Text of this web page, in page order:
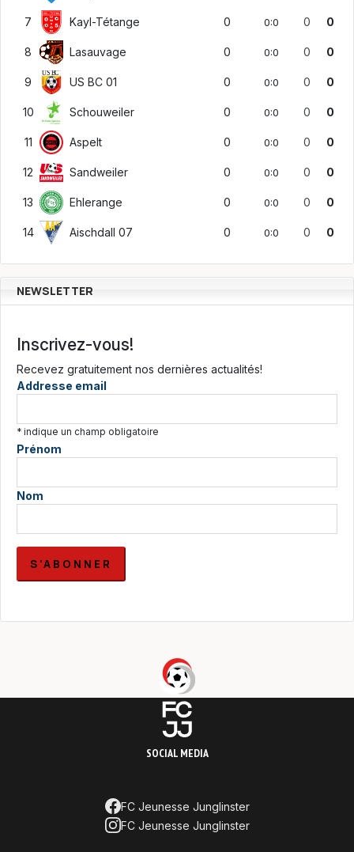
7 Kayl-Tétange 0 0:0 0 0
8 Lasauvage 0 0:0 0 0
9 US BC 01 0 0:0 0 0
10 Schouweiler 0 0:0 0 0
11 Aspelt 0 0:0 0 0
12 Sandweiler 0 0:0 0 0
13 Ehlerange 0 0:0 0 0
14 Aischdall 07 0 0:0 0 0
NEWSLETTER
Inscrivez-vous!
Recevez gratuitement nos dernières actualités!
Addresse email
* indique un champ obligatoire
Prénom
Nom
S'ABONNER
SOCIAL MEDIA
FC Jeunesse Junglinster
FC Jeunesse Junglinster